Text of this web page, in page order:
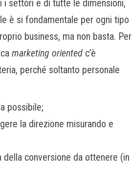
i settori e di tutte le dimensioni,
è si fondamentale per ogni tipo
business, ma non basta. Per
marketing oriented c’è
perché soltanto personale
possibile;
la direzione misurando e
conversione da ottenere (in